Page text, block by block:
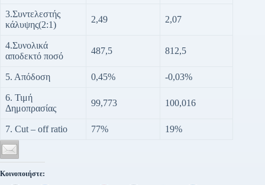
3.Συντελεστής
κάλυψης(2:1)
2,49 2,07
4.Συνολικά
αποδεκτό ποσό
487,5 812,5
5. Απόδοση 0,45% -0,03%
6. Τιμή
Δημοπρασίας
99,773 100,016
7. Cut – off ratio 77% 19%
Κοινοποιήστε: